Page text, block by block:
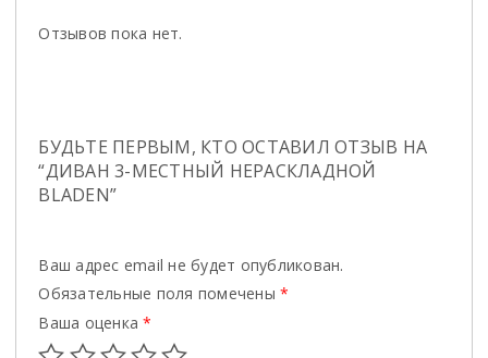
Отзывов пока нет.
БУДЬТЕ ПЕРВЫМ, КТО ОСТАВИЛ ОТЗЫВ НА
“ДИВАН 3-МЕСТНЫЙ НЕРАСКЛАДНОЙ
BLADEN”
Ваш адрес email не будет опубликован.
Обязательные поля помечены*
Ваша оценка*